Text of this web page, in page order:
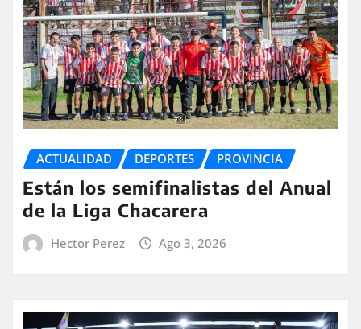
ACTUALIDAD DEPORTES PROVINCIA
Están los semifinalistas del Anual
de la Liga Chacarera
Hector Perez Ago 3, 2026